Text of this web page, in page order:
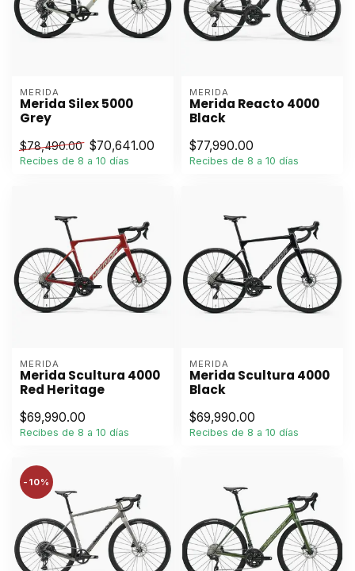
MERIDA
Merida Silex 5000
Grey
$78,490.00 $70,641.00
Recibes de 8 a 10 días
MERIDA
Merida Reacto 4000
Black
$77,990.00
Recibes de 8 a 10 días
MERIDA
Merida Scultura 4000
Red Heritage
$69,990.00
Recibes de 8 a 10 días
MERIDA
Merida Scultura 4000
Black
$69,990.00
Recibes de 8 a 10 días
-10%